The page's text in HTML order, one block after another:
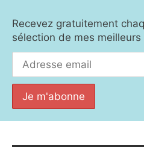
Recevez gratuitement
sélection de mes